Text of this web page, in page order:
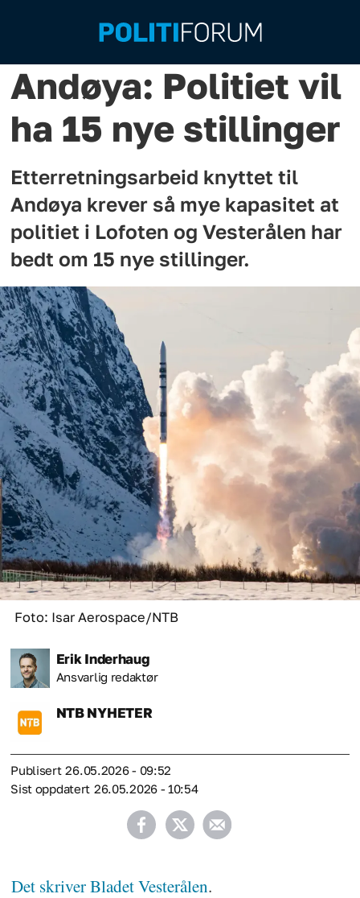
Andøya: Politiet vil
ha 15 nye stillinger
Etterretningsarbeid knyttet til
Andøya krever så mye kapasitet at
politiet i Lofoten og Vesterålen har
bedt om 15 nye stillinger.
Foto: Isar Aerospace/NTB
Erik Inderhaug
Ansvarlig redaktør
NTB NYHETER
Publisert
26.05.2026 - 09:52
Sist oppdatert
26.05.2026 - 10:54
Det skriver Bladet Vesterålen.